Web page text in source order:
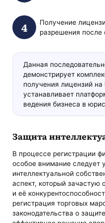
Получение
разрешения после
Данная
демонстрирует
получения лицензий
устанавливает
ведения бизнеса в
Защита
В процессе регистрации
особое внимание следует
интеллектуальной
аспект, который зачастую
и её
регистрация торговых
законодательства о